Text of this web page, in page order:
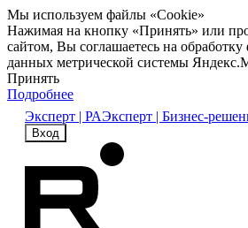
Мы используем файлы «Cookie»
Нажимая на кнопку «Принять» или
сайтом, Вы соглашаетесь на
данных метрической системы
Принять
Подробнее
Эксперт | РАЭксперт | Бизнес-
Вход